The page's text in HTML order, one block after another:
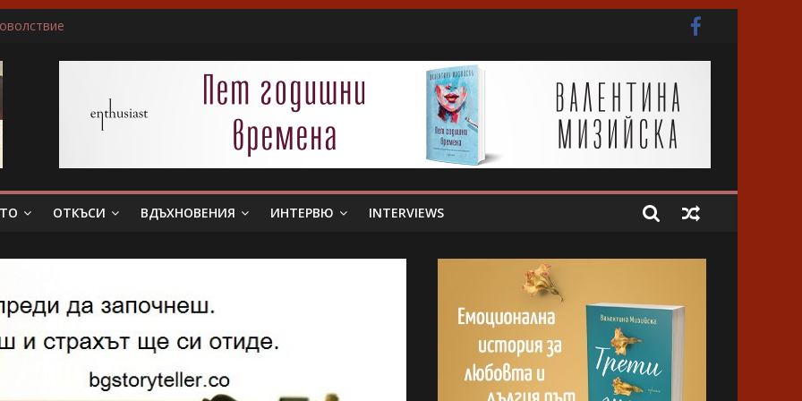
беше истински съпруг…”
Слава богу, отговори той…”
всяка сцена преживявам силно, както ако ми се случва в живота
ОТКЪСИ ВДЪХНОВЕНИЯ ИНТЕРВЮ INTERVIEWS